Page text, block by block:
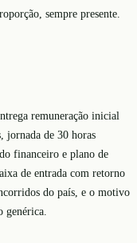
sempre presente.
remuneração inicial
jornada de 30 horas
financeiro e plano de
de entrada com retorno
do país, e o motivo
genérica.